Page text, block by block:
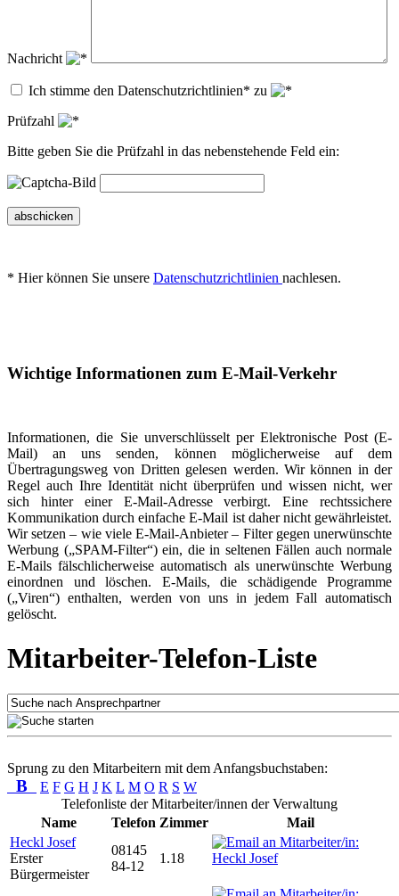
Nachricht
Ich stimme den Datenschutzrichtlinien* zu
Prüfzahl
Bitte geben Sie die Prüfzahl in das nebenstehende Feld ein:
abschicken
* Hier können Sie unsere Datenschutzrichtlinien nachlesen.
Wichtige Informationen zum E-Mail-Verkehr
Informationen, die Sie unverschlüsselt per Elektronische Post (E-
Mail) an uns senden, können möglicherweise auf dem
Übertragungsweg von Dritten gelesen werden. Wir können in der
Regel auch Ihre Identität nicht überprüfen und wissen nicht, wer
sich hinter einer E-Mail-Adresse verbirgt. Eine rechtssichere
Kommunikation durch einfache E-Mail ist daher nicht gewährleistet.
Wir setzen – wie viele E-Mail-Anbieter – Filter gegen unerwünschte
Werbung („SPAM-Filter“) ein, die in seltenen Fällen auch normale
E-Mails fälschlicherweise automatisch als unerwünschte Werbung
einordnen und löschen. E-Mails, die schädigende Programme
(„Viren“) enthalten, werden von uns in jedem Fall automatisch
gelöscht.
Mitarbeiter-Telefon-Liste
Sprung zu den Mitarbeitern mit dem Anfangsbuchstaben:
B E F G H J K L M O R S W
Telefonliste der Mitarbeiter/innen der Verwaltung
Name
Telefon Zimmer
Mail
Heckl Josef
Erster
Bürgermeister
08145
84-12
1.18